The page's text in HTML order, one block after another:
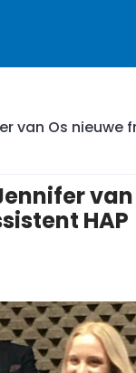
van Os
van
HAP